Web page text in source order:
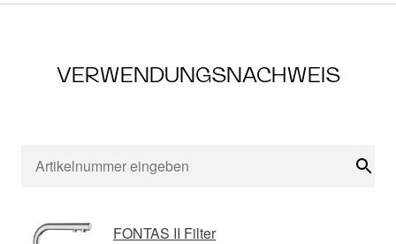
VERWENDUNGSNACHWEIS
FONTAS II Filter